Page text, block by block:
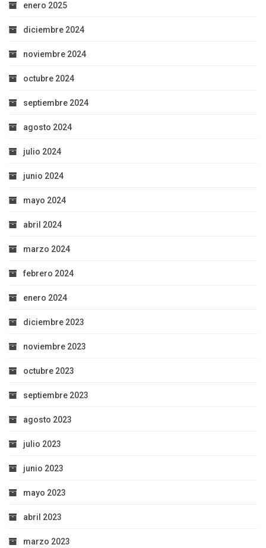
enero 2025
diciembre 2024
noviembre 2024
octubre 2024
septiembre 2024
agosto 2024
julio 2024
junio 2024
mayo 2024
abril 2024
marzo 2024
febrero 2024
enero 2024
diciembre 2023
noviembre 2023
octubre 2023
septiembre 2023
agosto 2023
julio 2023
junio 2023
mayo 2023
abril 2023
marzo 2023